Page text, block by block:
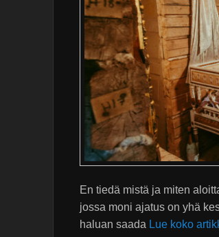
En tiedä mistä ja miten
jossa moni ajatus on yhä
haluan saada Lue koko